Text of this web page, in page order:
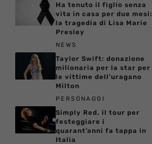
Ha tenuto il figlio senza
vita in casa per due mesi:
la tragedia di Lisa Marie
Presley
NEWS
Taylor Swift: donazione
milionaria per la star per
le vittime dell’uragano
Milton
PERSONAGGI
Simply Red, il tour per
festeggiare i
quarant’anni fa tappa in
Italia